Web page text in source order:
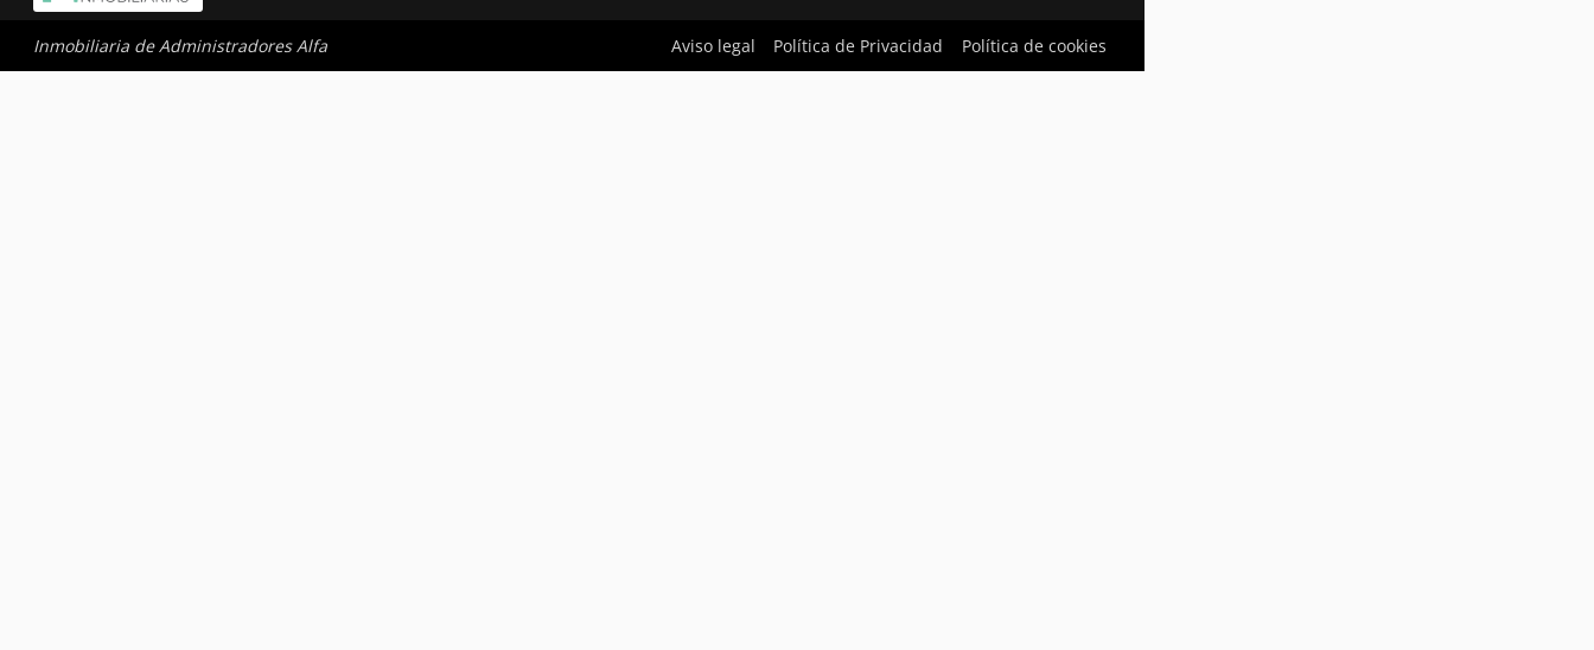
Inmobiliaria de Administradores Alfa Aviso legal Política de Privacidad Política de cookies